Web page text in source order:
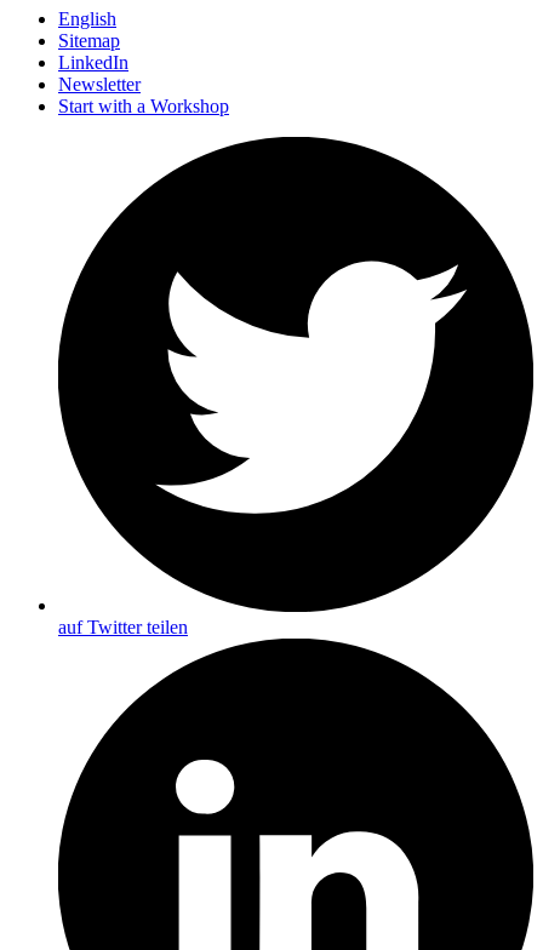
English
Sitemap
LinkedIn
Newsletter
Start with a Workshop
auf Twitter teilen